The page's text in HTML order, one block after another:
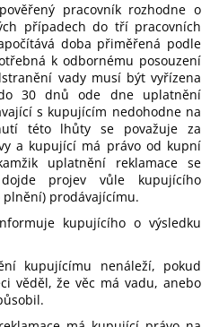
pracovník rozhodne o
případech do tří pracovních
doba přiměřená podle
k odbornému posouzení
vady musí být vyřízena
30 dnů ode dne uplatnění
s kupujícím nedohodne na
této lhůty se považuje za
a kupující má právo od kupní
uplatnění reklamace se
projev vůle kupujícího
prodávajícímu.
kupujícího o výsledku
kupujícímu nenáleží, pokud
věděl, že věc má vadu, anebo